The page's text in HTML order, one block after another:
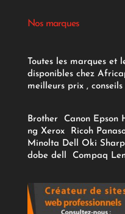
Nos marques
Toutes les marques et
disponibles chez
meilleurs prix ,
Brother Canon Epson
ng Xerox Ricoh
Minolta Dell Oki Sharp
dobe dell Compaq